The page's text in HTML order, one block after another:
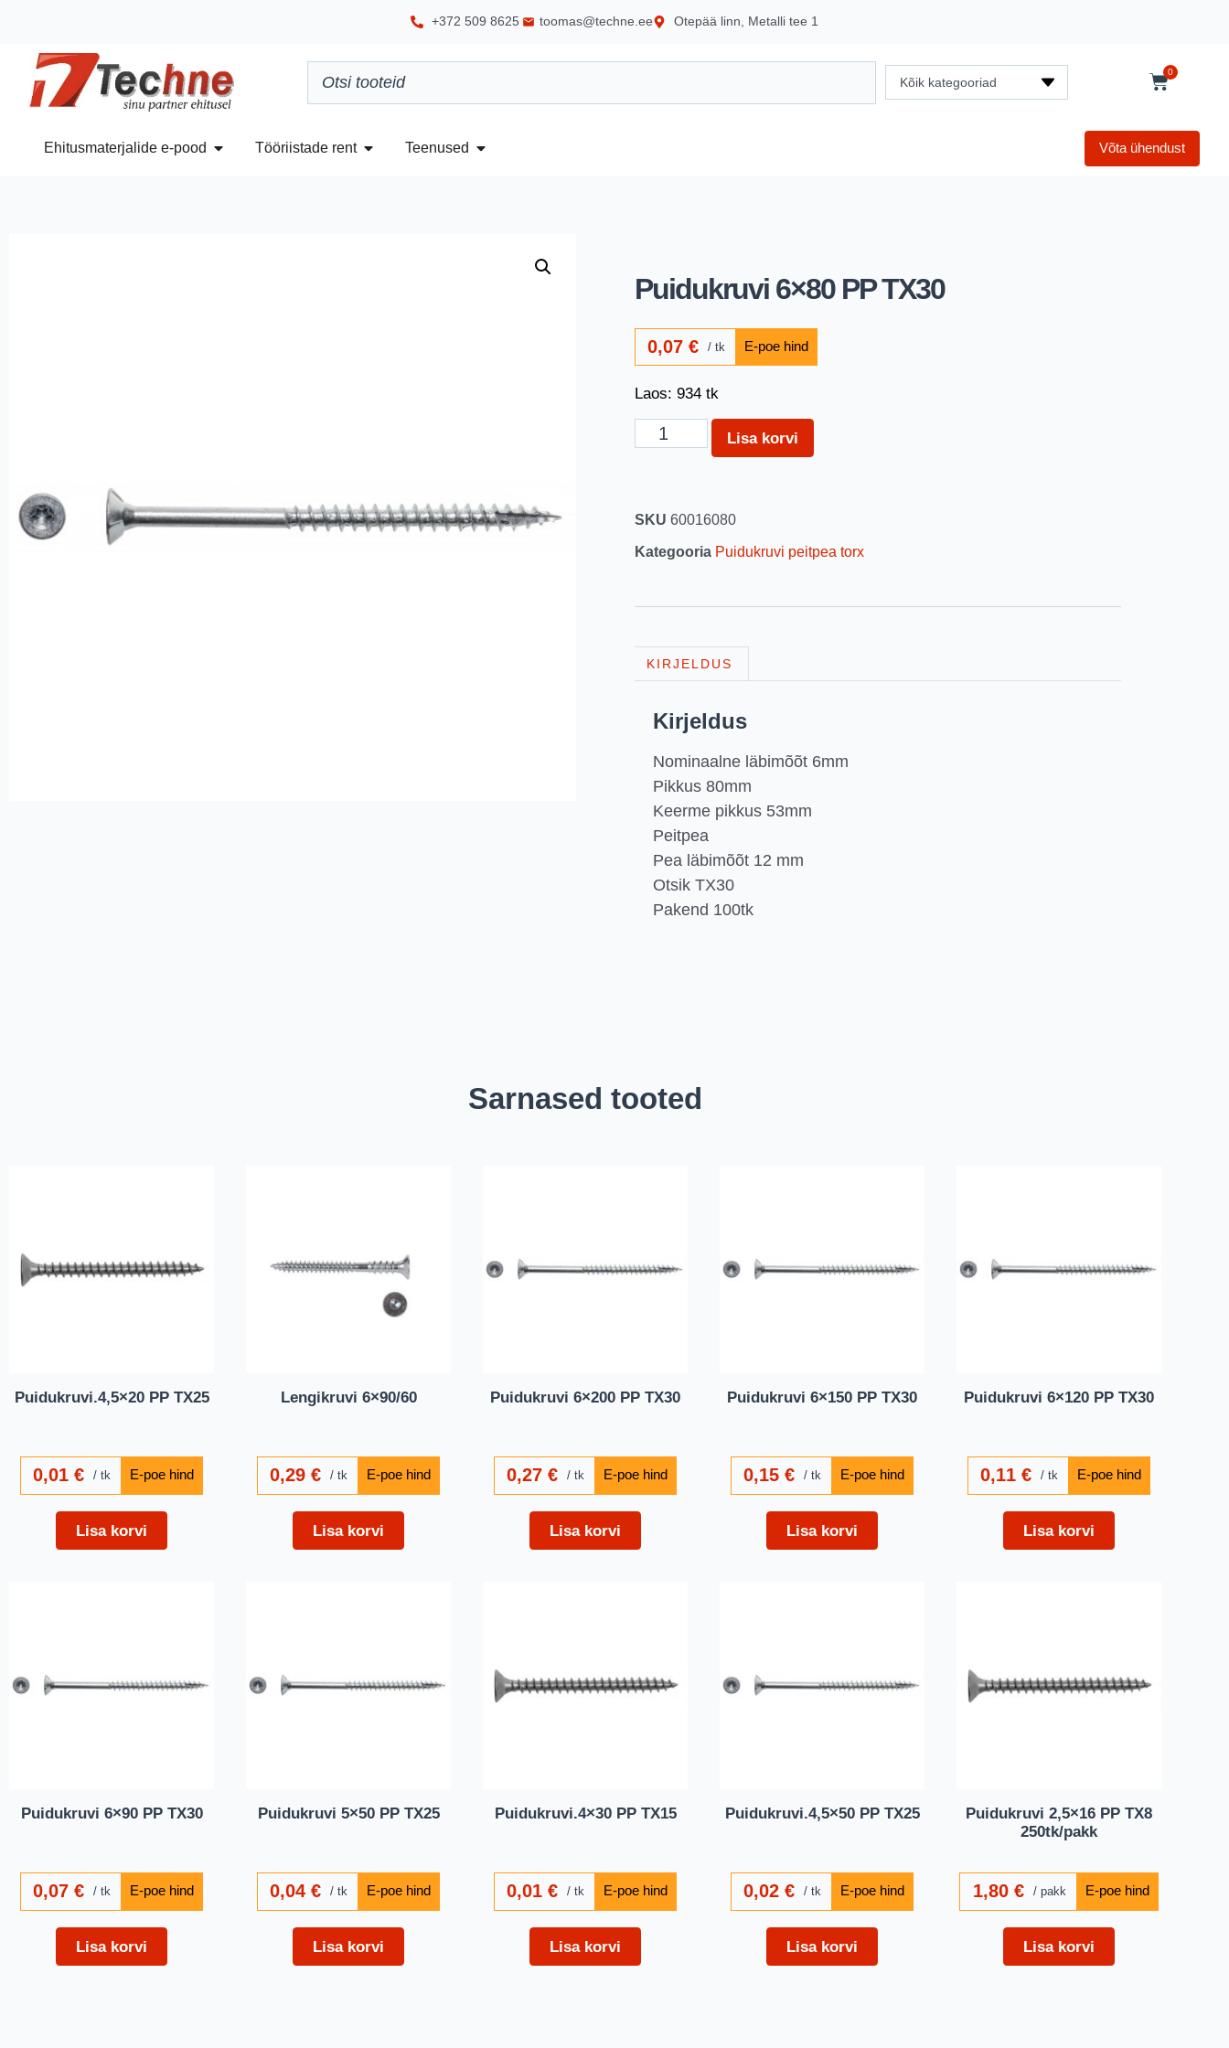
+372 509 8625 toomas@techne.ee Otepää linn, Metalli tee 1
Kõik kategooriad
0
Ehitusmaterjalide e-pood Tööriistade rent Teenused Võta ühendust
Puidukruvi 6×80 PP TX30
0,07€ tk
Laos: 934 tk
Lisa korvi
SKU 60016080
Kategooria Puidukruvi peitpea torx
KIRJELDUS
Kirjeldus
Nominaalne läbimõõt 6mm
Pikkus 80mm
Keerme pikkus 53mm
Peitpea
Pea läbimõõt 12 mm
Otsik TX30
Pakend 100tk
Sarnased tooted
Puidukruvi.4,5×20 PP TX25
0,01€ tk
Lisa korvi
Lengikruvi 6×90/60
0,29€ tk
Lisa korvi
Puidukruvi 6×200 PP TX30
0,27€ tk
Lisa korvi
Puidukruvi 6×150 PP TX30
0,15€ tk
Lisa korvi
Puidukruvi 6×120 PP TX30
0,11€ tk
Lisa korvi
Puidukruvi 6×90 PP TX30
0,07€ tk
Lisa korvi
Puidukruvi 5×50 PP TX25
0,04€ tk
Lisa korvi
Puidukruvi.4×30 PP TX15
0,01€ tk
Lisa korvi
Puidukruvi.4,5×50 PP TX25
0,02€ tk
Lisa korvi
Puidukruvi 2,5×16 PP TX8
250tk/pakk
1,80 € pakk
Lisa korvi